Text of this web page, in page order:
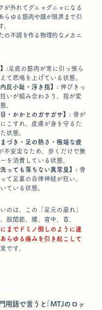
が外れてグニャグニャになる
らゆる筋肉や膜が限界まで引
。
の不調を作る物理的なメカニ
: 足底の筋肉が常に引っ張ら
て悲鳴を上げている状態。
内反小趾・浮き指】: 伸びきっ
いが組み合わさり、指が変
。
目・かかとのガサガサ】: 骨が
こすれ、皮膚が身を守るた
状態。
まづき・足の熱さ・極端な疲
不安定なため、歩くだけで無
を消費している状態。
洗っても落ちない異常臭】: 骨
て足裏の自律神経が狂い、
ている状態。
のは、この「足元の崩れ」
股関節、腰、背中、首、
までドミノ倒しのように連
らゆる痛みを引き起こして
です。
用語で言うと｢MTJのロッ